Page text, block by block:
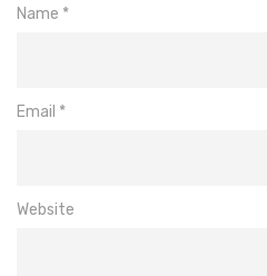
Name *
Email *
Website